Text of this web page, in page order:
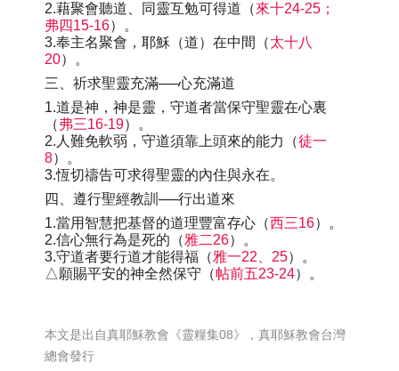
2.藉聚會聽道、同靈互勉可得道（來十24-25；
弗四15-16）。
3.奉主名聚會，耶穌（道）在中間（太十八
20）。
三、祈求聖靈充滿──心充滿道
1.道是神，神是靈，守道者當保守聖靈在心裏
（弗三16-19）。
2.人難免軟弱，守道須靠上頭來的能力（徒一
8）。
3.恆切禱告可求得聖靈的內住與永在。
四、遵行聖經教訓──行出道來
1.當用智慧把基督的道理豐富存心（西三16）。
2.信心無行為是死的（雅二26）。
3.守道者要行道才能得福（雅一22、25）。
△願賜平安的神全然保守（帖前五23-24）。
本文是出自真耶穌教會《靈糧集08》，真耶穌教會台灣
總會發行